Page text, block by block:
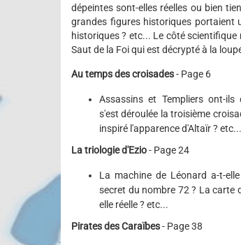
dépeintes sont-elles réelles ou bien
grandes figures historiques portaient
historiques ? etc... Le côté
Saut de la Foi qui est décrypté à la
Au temps des croisades- Page 6
Assassins et Templiers ont-ils
s'est déroulée la troisième
inspiré l'apparence d'Altaïr ? etc...
La triologie d'Ezio- Page 24
La machine de Léonard a-t-
secret du nombre 72 ? La carte
elle réelle ? etc...
Pirates des Caraïbes- Page 38